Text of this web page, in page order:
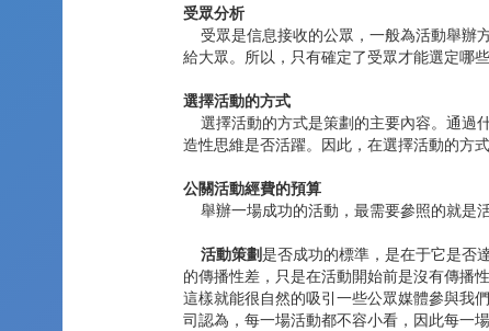
受眾分析
受眾是信息接收的公眾，一般為活動舉辦
給大眾。所以，只有確定了受眾才能選定哪些
選擇活動的方式
選擇活動的方式是策劃的主要內容。通過
造性思維是否活躍。因此，在選擇活動的方
公關活動經費的預算
舉辦一場成功的活動，最需要參照的就是
活動策劃是否成功的標準，是在于它是否
的傳播性差，只是在活動開始前是沒有傳播
這樣就能很自然的吸引一些公眾媒體參與我
司認為，每一場活動都不容小看，因此每一